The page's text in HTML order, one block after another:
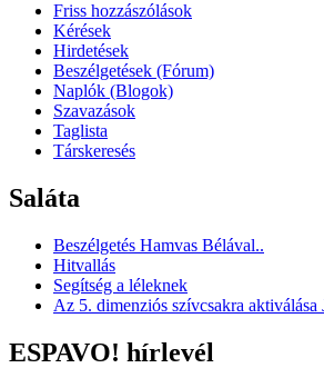
Friss hozzászólások
Kérések
Hirdetések
Beszélgetések (Fórum)
Naplók (Blogok)
Szavazások
Taglista
Társkeresés
Saláta
Beszélgetés Hamvas Bélával..
Hitvallás
Segítség a léleknek
Az 5. dimenziós szívcsakra aktiválása
ESPAVO! hírlevél